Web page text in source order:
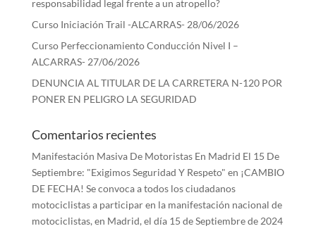
responsabilidad legal frente a un atropello?
Curso Iniciación Trail -ALCARRAS- 28/06/2026
Curso Perfeccionamiento Conducción Nivel I –
ALCARRAS- 27/06/2026
DENUNCIA AL TITULAR DE LA CARRETERA N-120 POR
PONER EN PELIGRO LA SEGURIDAD
Comentarios recientes
Manifestación Masiva De Motoristas En Madrid El 15 De
Septiembre: "Exigimos Seguridad Y Respeto" en ¡CAMBIO
DE FECHA! Se convoca a todos los ciudadanos
motociclistas a participar en la manifestación nacional de
motociclistas, en Madrid, el día 15 de Septiembre de 2024